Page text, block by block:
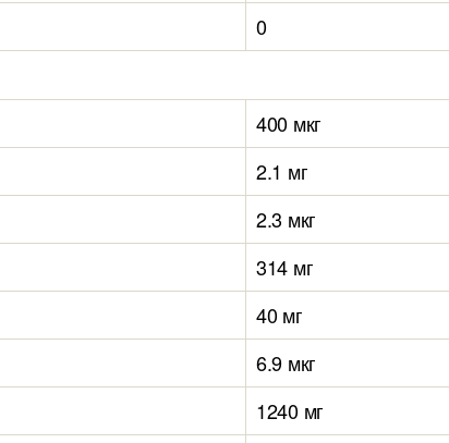
0
400 мкг
2.1 мг
2.3 мкг
314 мг
40 мг
6.9 мкг
1240 мг